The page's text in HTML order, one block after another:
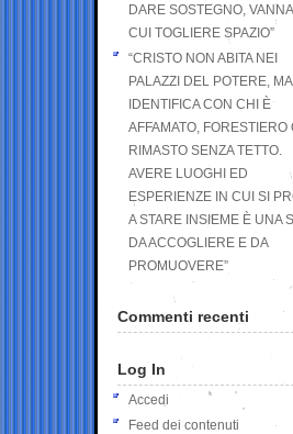
DARE SOSTEGNO,
CUI TOGLIERE SPAZIO”
“CRISTO NON ABITA NEI
PALAZZI DEL POTERE, MA
IDENTIFICA CON CHI È
AFFAMATO, FORESTIERO
RIMASTO SENZA TETTO.
AVERE LUOGHI ED
ESPERIENZE IN CUI SI
A STARE INSIEME È UNA
DA ACCOGLIERE E DA
PROMUOVERE”
Commenti recenti
Log In
Accedi
Feed dei contenuti